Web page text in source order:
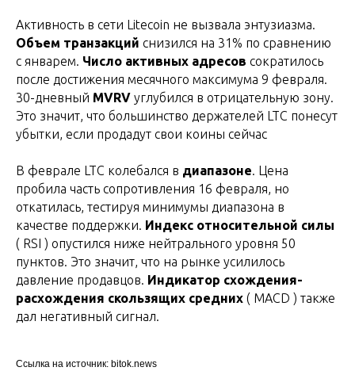
Активность в сети Litecoin не вызвала энтузиазма.
Объем транзакций снизился на 31% по сравнению
с январем. Число активных адресов сократилось
после достижения месячного максимума 9 февраля.
30-дневный MVRV углубился в отрицательную зону.
Это значит, что большинство держателей LTC понесут
убытки, если продадут свои коины сейчас
В феврале LTC колебался в диапазоне. Цена
пробила часть сопротивления 16 февраля, но
откатилась, тестируя минимумы диапазона в
качестве поддержки. Индекс относительной силы
( RSI ) опустился ниже нейтрального уровня 50
пунктов. Это значит, что на рынке усилилось
давление продавцов. Индикатор схождения-
расхождения скользящих средних ( MACD ) также
дал негативный сигнал.
Ссылка на источник: bitok.news